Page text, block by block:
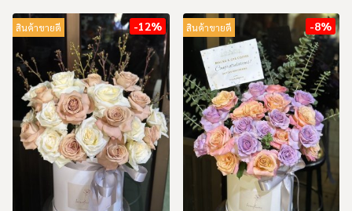
สินค้าขายดี -12% สินค้าขายดี -8%